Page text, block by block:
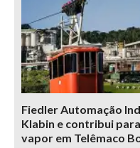
Fiedler Automação
Klabin e contribui
vapor em Telêmaco